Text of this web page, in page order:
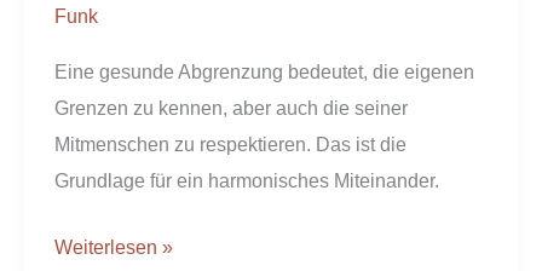
Funk
Eine gesunde Abgrenzung bedeutet, die eigenen
Grenzen zu kennen, aber auch die seiner
Mitmenschen zu respektieren. Das ist die
Grundlage für ein harmonisches Miteinander.
Weiterlesen »